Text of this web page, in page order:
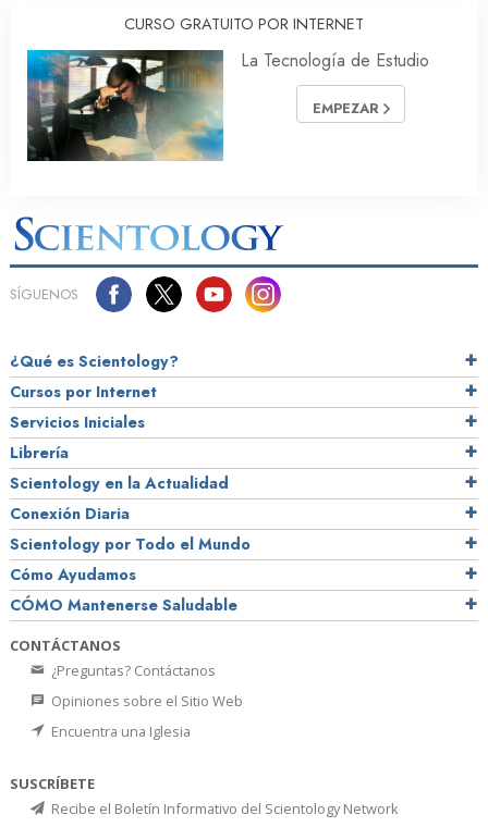
CURSO GRATUITO POR INTERNET
La Tecnología de Estudio
EMPEZAR
SÍGUENOS
¿Qué es Scientology?
Cursos por Internet
Servicios Iniciales
Librería
Scientology en la Actualidad
Conexión Diaria
Scientology por Todo el Mundo
Cómo Ayudamos
CÓMO Mantenerse Saludable
CONTÁCTANOS
¿Preguntas? Contáctanos
Opiniones sobre el Sitio Web
Encuentra una Iglesia
SUSCRÍBETE
Recibe el Boletín Informativo del Scientology Network